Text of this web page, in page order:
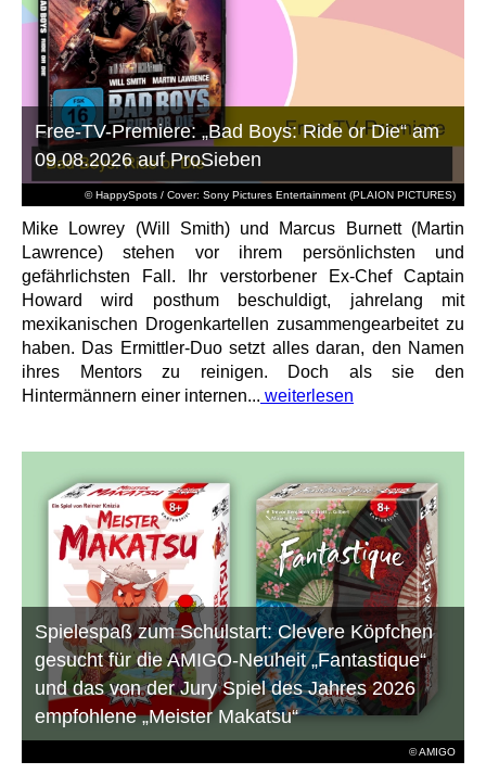
© HappySpots / Cover: Sony Pictures Entertainment (PLAION PICTURES)
Free-TV-Premiere: „Bad Boys: Ride or Die“ am
09.08.2026 auf ProSieben
Mike Lowrey (Will Smith) und Marcus Burnett (Martin
Lawrence) stehen vor ihrem persönlichsten und
gefährlichsten Fall. Ihr verstorbener Ex-Chef Captain
Howard wird posthum beschuldigt, jahrelang mit
mexikanischen Drogenkartellen zusammengearbeitet zu
haben. Das Ermittler-Duo setzt alles daran, den Namen
ihres Mentors zu reinigen. Doch als sie den
Hintermännern einer internen... weiterlesen
© AMIGO
Spielespaß zum Schulstart: Clevere Köpfchen
gesucht für die AMIGO-Neuheit „Fantastique“
und das von der Jury Spiel des Jahres 2026
empfohlene „Meister Makatsu“